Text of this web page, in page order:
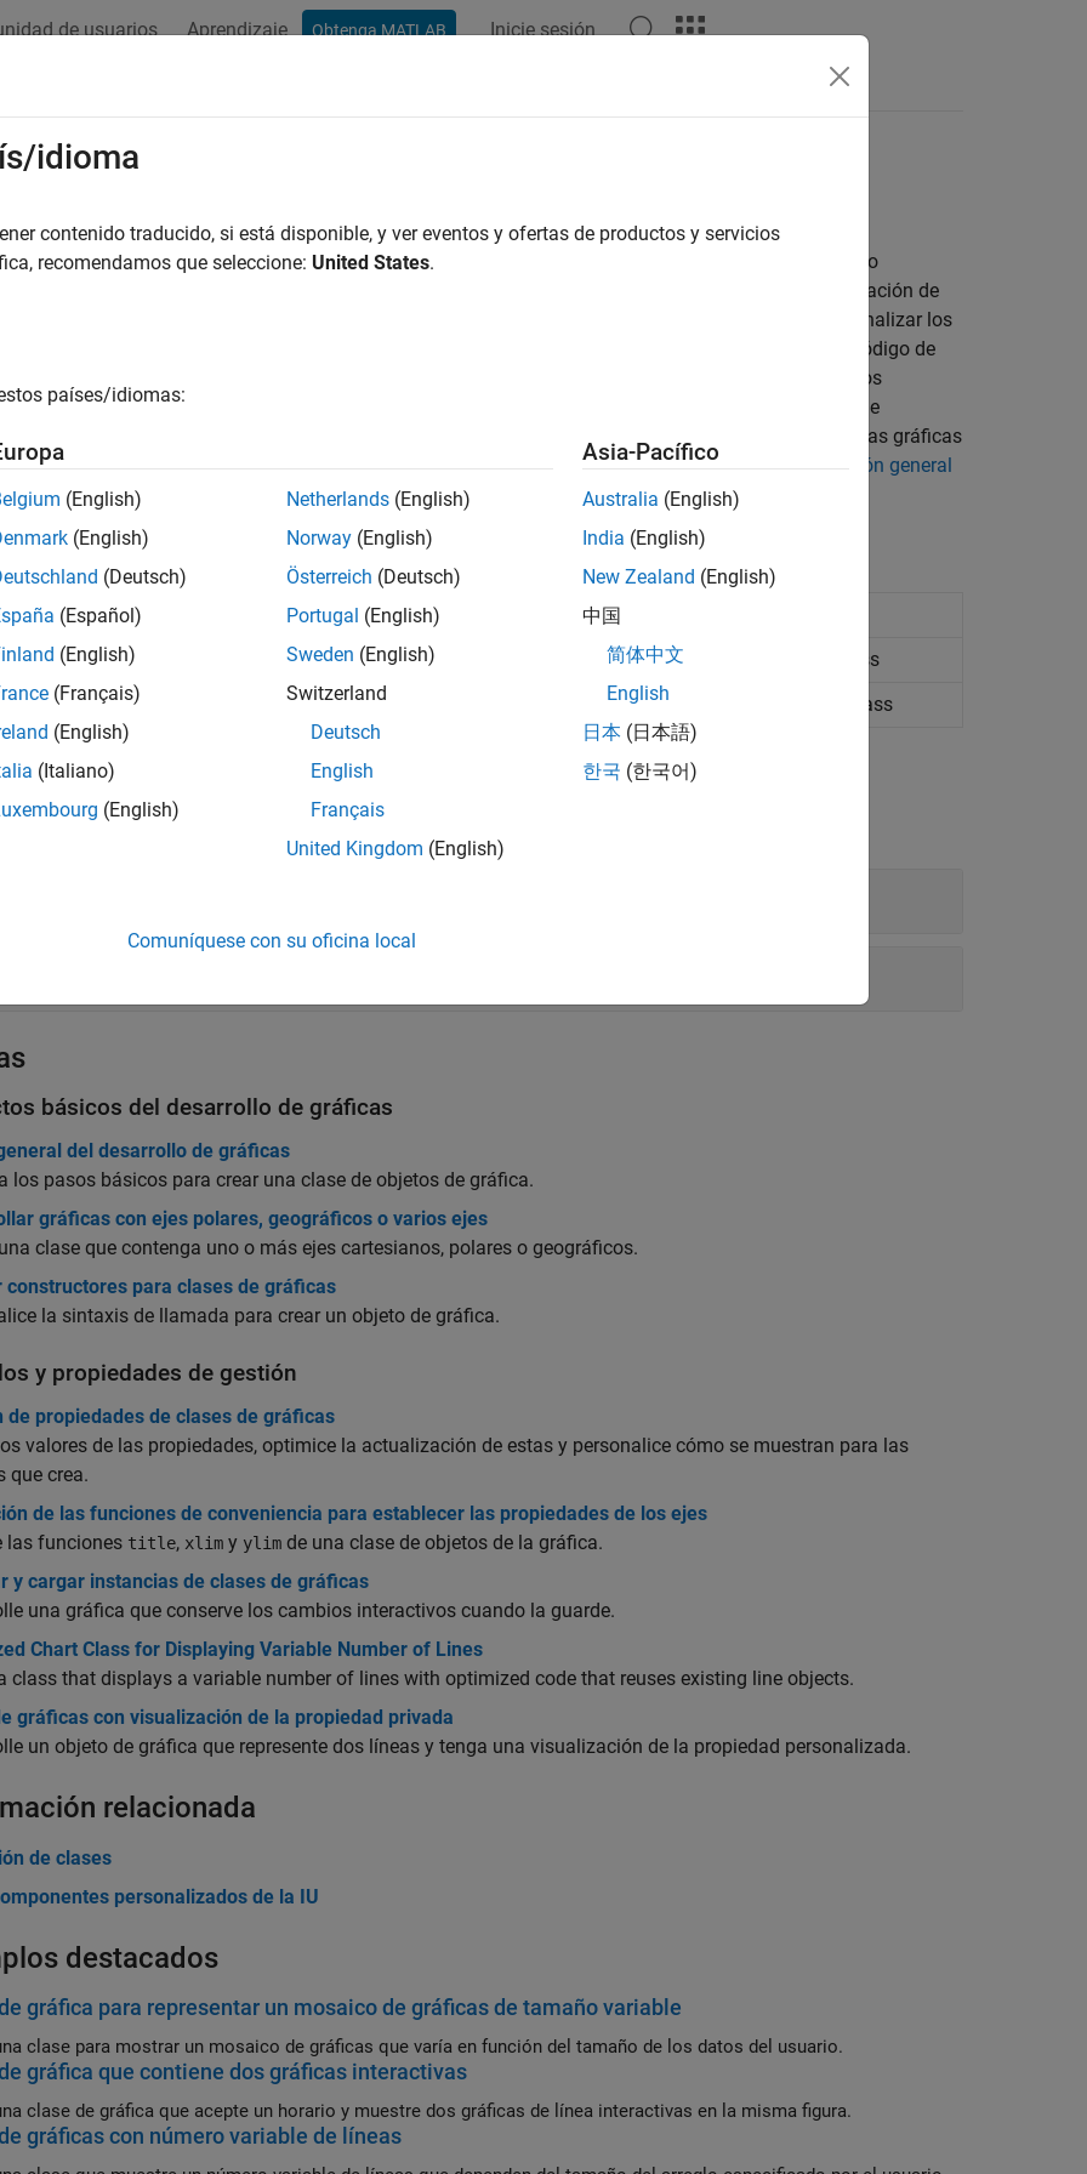
de usuarios Aprendizaje Obtenga MATLAB Inicie sesión
de clases de gráficas
propia clase de objetos de gráfica personalizados
propia clase de gráfica creando una subclase de la clase básica
. Si escribe scripts o
para crear visualizaciones especializadas y compartirlas con otros, considere crear una implementación de
una clase le permite ofrecer una interfaz cómoda para sus usuarios. Cuando estos desean personalizar los
de la gráfica, pueden establecer propiedades en lugar de tener que modificar y volver a ejecutar el código de
Diseñe un conjunto propio y personalizado de propiedades y controle a cuáles pueden acceder los
Ellos pueden modificar las propiedades en la línea de comandos o inspeccionarlas en el Inspector de
Las instancias de la clase forman parte de la jerarquía de objetos de gráficas. Como resultado, las gráficas
con muchos aspectos del sistema de gráficas. Para obtener más información, consulteVisión general
de gráficas
Base class for developing chart objects
Add legend support to chart container subclass
Add colorbar support to chart container subclass
todo
básicos del desarrollo de gráficas
del desarrollo de gráficas
los pasos básicos para crear una clase de objetos de gráfica.
gráficas con ejes polares, geográficos o varios ejes
clase que contenga uno o más ejes cartesianos, polares o geográficos.
constructores para clases de gráficas
la sintaxis de llamada para crear un objeto de gráfica.
y propiedades de gestión
de propiedades de clases de gráficas
valores de las propiedades, optimice la actualización de estas y personalice cómo se muestran para las
que crea.
de las funciones de conveniencia para establecer las propiedades de los ejes
las funciones title, xlim y ylim de una clase de objetos de la gráfica.
y cargar instancias de clases de gráficas
una gráfica que conserve los cambios interactivos cuando la guarde.
Chart Class for Displaying Variable Number of Lines
class that displays a variable number of lines with optimized code that reuses existing line objects.
gráficas con visualización de la propiedad privada
un objeto de gráfica que represente dos líneas y tenga una visualización de la propiedad personalizada.
relacionada
de clases
personalizados de la IU
destacados
gráfica para representar un mosaico de gráficas de tamaño variable
clase para mostrar un mosaico de gráficas que varía en función del tamaño de los datos del usuario.
gráfica que contiene dos gráficas interactivas
clase de gráfica que acepte un horario y muestre dos gráficas de línea interactivas en la misma figura.
gráficas con número variable de líneas
idioma
contenido traducido, si está disponible, y ver eventos y ofertas de productos y servicios
recomendamos que seleccione: United States.
países/idiomas:
(English)
(English)
(Deutsch)
(Español)
(English)
(Français)
(English)
(Italiano)
(English)
Netherlands (English)
Norway (English)
Österreich (Deutsch)
Portugal (English)
Sweden (English)
Switzerland
Deutsch
English
Français
United Kingdom (English)
Asia-Pacífico
Australia (English)
India (English)
New Zealand (English)
中国
简体中文
English
日本 (日本語)
한국 (한국어)
Comuníquese con su oficina local